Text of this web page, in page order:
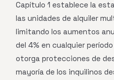
Capítulo 1 establece la
las unidades de alquiler
limitando los aumentos
del 4% en cualquier
otorga protecciones de
mayoría de los inquilinos